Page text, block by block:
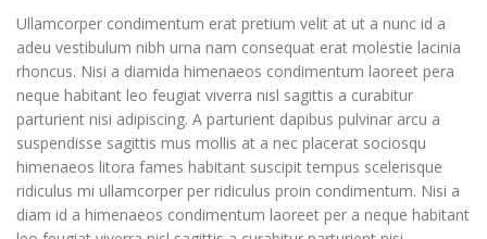
Ullamcorper condimentum erat pretium velit at ut a nunc id a
adeu vestibulum nibh urna nam consequat erat molestie lacinia
rhoncus. Nisi a diamida himenaeos condimentum laoreet pera
neque habitant leo feugiat viverra nisl sagittis a curabitur
parturient nisi adipiscing. A parturient dapibus pulvinar arcu a
suspendisse sagittis mus mollis at a nec placerat sociosqu
himenaeos litora fames habitant suscipit tempus scelerisque
ridiculus mi ullamcorper per ridiculus proin condimentum. Nisi a
diam id a himenaeos condimentum laoreet per a neque habitant